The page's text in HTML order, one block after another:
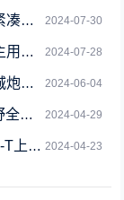
2024-07-30
座
2024-07-28
救
2024-06-04
机
2024-04-29
买
2024-04-23
罄